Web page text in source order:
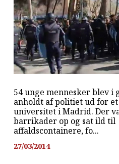
54 unge mennesker blev i
anholdt af politiet ud for et
universitet i Madrid. Der
barrikader op og sat ild til
affaldscontainere, fo...
27/03/2014